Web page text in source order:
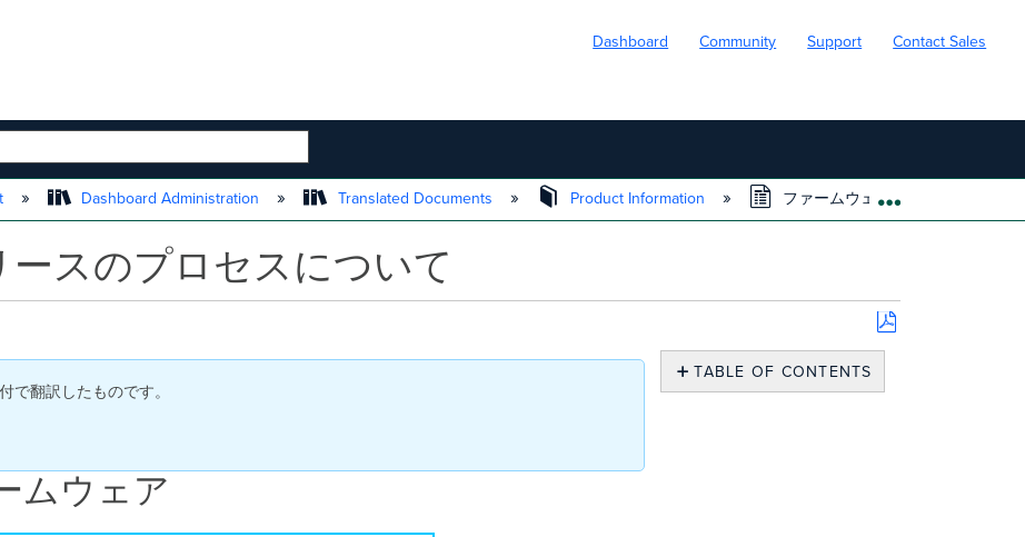
Dashboard Community Support Contact Sales
HIERARCHY
Dashboard Administration Translated Documents Product Information ファームウェアリリースのプロセ
スのプロセスについて
Save
PDF
TABLE OF CONTENTS
で翻訳したものです。
ムウェア